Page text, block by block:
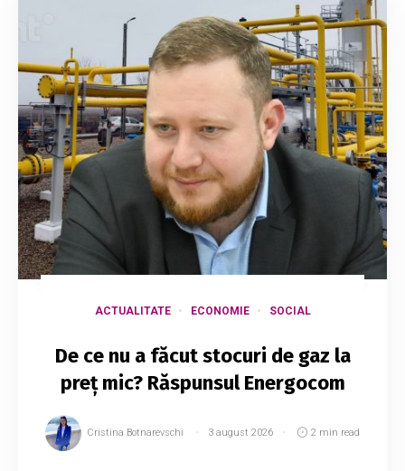
ACTUALITATE ECONOMIE SOCIAL
De ce nu a făcut stocuri de gaz la
preț mic? Răspunsul Energocom
Cristina Botnarevschi 3 august 2026 2 min read